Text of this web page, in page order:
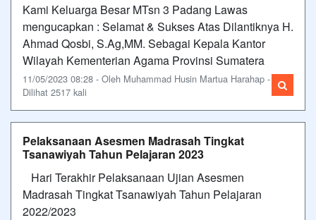
Kami Keluarga Besar MTsn 3 Padang Lawas
mengucapkan : Selamat & Sukses Atas Dilantiknya H.
Ahmad Qosbi, S.Ag,MM. Sebagai Kepala Kantor
Wilayah Kementerian Agama Provinsi Sumatera
11/05/2023 08:28 - Oleh Muhammad Husin Martua Harahap -
Dilihat 2517 kali
Pelaksanaan Asesmen Madrasah Tingkat
Tsanawiyah Tahun Pelajaran 2023
Hari Terakhir Pelaksanaan Ujian Asesmen
Madrasah Tingkat Tsanawiyah Tahun Pelajaran
2022/2023